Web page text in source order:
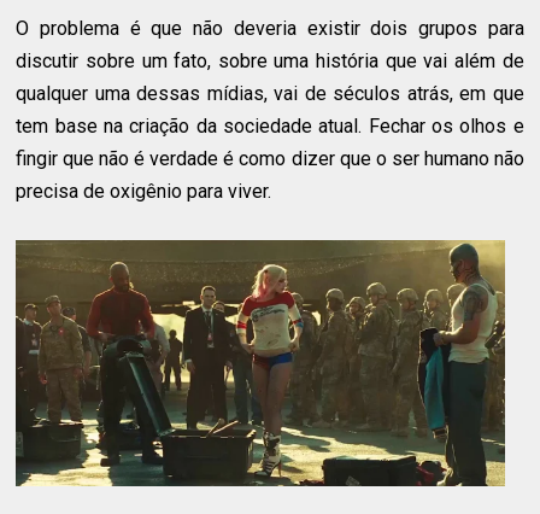
O problema é que não deveria existir dois grupos para
discutir sobre um fato, sobre uma história que vai além de
qualquer uma dessas mídias, vai de séculos atrás, em que
tem base na criação da sociedade atual. Fechar os olhos e
fingir que não é verdade é como dizer que o ser humano não
precisa de oxigênio para viver.